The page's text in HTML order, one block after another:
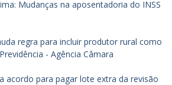
Mudanças na aposentadoria do INSS
regra para incluir produtor rural como
- Agência Câmara
acordo para pagar lote extra da revisão